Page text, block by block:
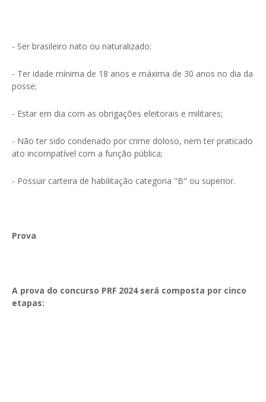
- Ser brasileiro nato ou naturalizado;
- Ter idade mínima de 18 anos e máxima de 30 anos no dia da
posse;
- Estar em dia com as obrigações eleitorais e militares;
- Não ter sido condenado por crime doloso, nem ter praticado
ato incompatível com a função pública;
- Possuir carteira de habilitação categoria "B" ou superior.
Prova
A prova do concurso PRF 2024 será composta por cinco
etapas: